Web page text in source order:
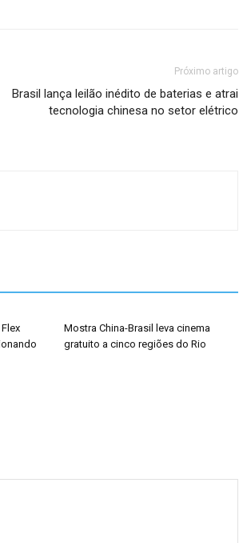
Próximo artigo
Brasil lança leilão inédito de baterias e atrai
tecnologia chinesa no setor elétrico
Mostra China-Brasil leva cinema
gratuito a cinco regiões do Rio